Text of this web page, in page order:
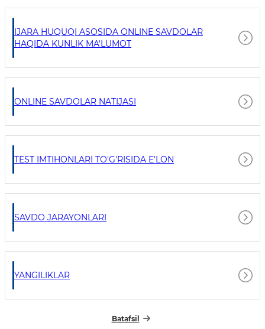
IJARA HUQUQI ASOSIDA ONLINE SAVDOLAR
HAQIDA KUNLIK MA'LUMOT
ONLINE SAVDOLAR NATIJASI
TEST IMTIHONLARI TO'G'RISIDA E'LON
SAVDO JARAYONLARI
YANGILIKLAR
Batafsil